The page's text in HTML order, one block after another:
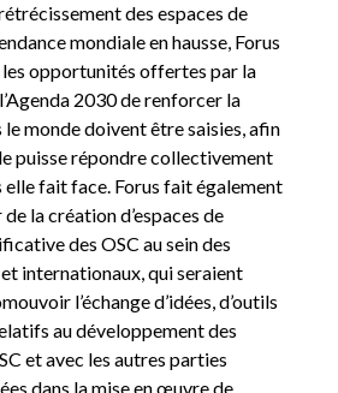
des espaces de
mondiale en hausse, Forus
les opportunités offertes par la
2030 de renforcer la
monde doivent être saisies, afin
puisse répondre collectivement
elle fait face. Forus fait également
la création d’espaces de
des OSC au sein des
internationaux, qui seraient
l’échange d’idées, d’outils
au développement des
et avec les autres parties
dans la mise en œuvre de